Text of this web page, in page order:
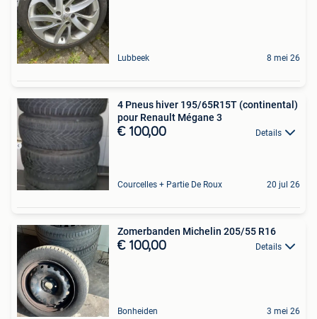
Lubbeek 8 mei 26
4 Pneus hiver 195/65R15T (continental)
pour Renault Mégane 3
€ 100,00 Details
Courcelles + Partie De Roux 20 jul 26
Zomerbanden Michelin 205/55 R16
€ 100,00 Details
Bonheiden 3 mei 26